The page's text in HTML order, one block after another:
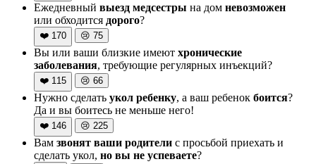
Ежедневный выезд медсестры на дом невозможен
или обходится дорого?
❤️ 170 😢 75
Вы или ваши близкие имеют хронические
заболевания, требующие регулярных инъекций?
❤️ 115 😢 66
Нужно сделать укол ребенку, а ваш ребенок боится?
Да и вы боитесь не меньше него!
❤️ 146 😢 225
Вам звонят ваши родители с просьбой приехать и
сделать укол, но вы не успеваете?